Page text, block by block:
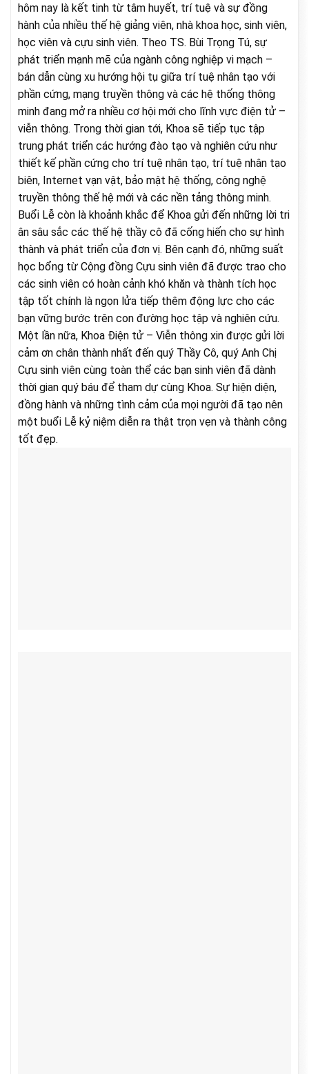
hôm nay là kết tinh từ tâm huyết, trí tuệ và sự đồng
hành của nhiều thế hệ giảng viên, nhà khoa học, sinh viên,
học viên và cựu sinh viên. Theo TS. Bùi Trọng Tú, sự
phát triển mạnh mẽ của ngành công nghiệp vi mạch –
bán dẫn cùng xu hướng hội tụ giữa trí tuệ nhân tạo với
phần cứng, mạng truyền thông và các hệ thống thông
minh đang mở ra nhiều cơ hội mới cho lĩnh vực điện tử –
viễn thông. Trong thời gian tới, Khoa sẽ tiếp tục tập
trung phát triển các hướng đào tạo và nghiên cứu như
thiết kế phần cứng cho trí tuệ nhân tạo, trí tuệ nhân tạo
biên, Internet vạn vật, bảo mật hệ thống, công nghệ
truyền thông thế hệ mới và các nền tảng thông minh.
Buổi Lễ còn là khoảnh khắc để Khoa gửi đến những lời tri
ân sâu sắc các thế hệ thầy cô đã cống hiến cho sự hình
thành và phát triển của đơn vị. Bên cạnh đó, những suất
học bổng từ Cộng đồng Cựu sinh viên đã được trao cho
các sinh viên có hoàn cảnh khó khăn và thành tích học
tập tốt chính là ngọn lửa tiếp thêm động lực cho các
bạn vững bước trên con đường học tập và nghiên cứu.
Một lần nữa, Khoa Điện tử – Viễn thông xin được gửi lời
cảm ơn chân thành nhất đến quý Thầy Cô, quý Anh Chị
Cựu sinh viên cùng toàn thể các bạn sinh viên đã dành
thời gian quý báu để tham dự cùng Khoa. Sự hiện diện,
đồng hành và những tình cảm của mọi người đã tạo nên
một buổi Lễ kỷ niệm diễn ra thật trọn vẹn và thành công
tốt đẹp.